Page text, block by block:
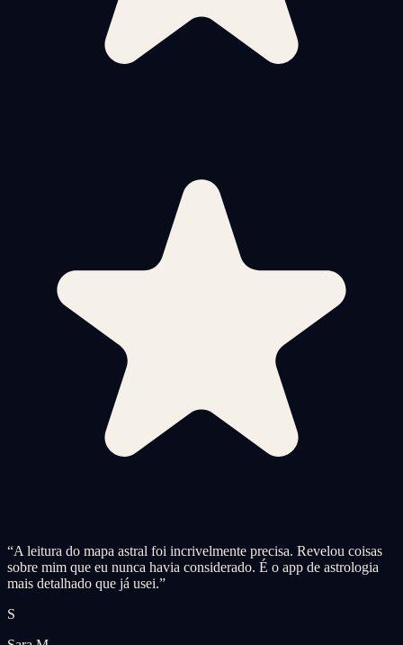
“A leitura do mapa astral foi incrivelmente precisa. Revelou coisas
sobre mim que eu nunca havia considerado. É o app de astrologia
mais detalhado que já usei.”
S